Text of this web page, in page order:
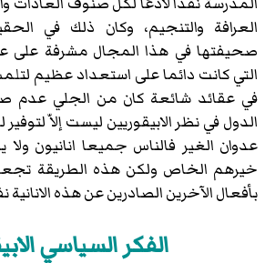
العرافة والتنجيم، وكان ذلك في
صحيفتها في هذا المجال مشرفة على
التي كانت دائما على استعداد عظيم
في عقائد شائعة كان من الجلي عدم
الدول في نظر الابيقوريين ليست إلاّ
عدوان الغير فالناس جميعا انانيون
خيرهم الخاص ولكن هذه الطريقة
بأفعال الآخرين الصادرين عن هذه الانانية
الفكر السياسي